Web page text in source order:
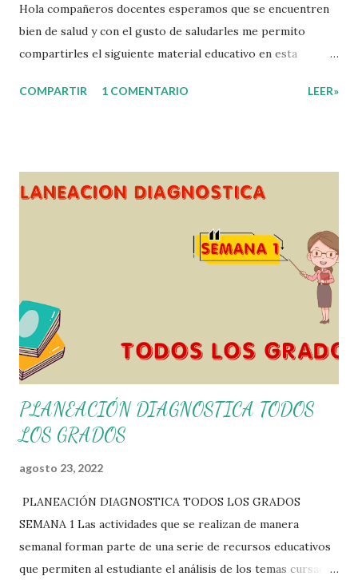
Hola compañeros docentes esperamos que se encuentren
bien de salud y con el gusto de saludarles me permito
compartirles el siguiente material educativo en esta
Esperando que este material sea de gran utilidad para
agradecemos a los creadores de los diferentes materiales
nosotros solo los compartimos con fines educativos,
didácticos e informativos. ☺️ Obtén documento completo
aquí 👇👇 👇 Ejemplo del Diseño del Programa Analítico
COMPARTIR 1 COMENTARIO LEER»
PLANEACIÓN DIAGNOSTICA TODOS
LOS GRADOS
agosto 23, 2022
PLANEACIÓN DIAGNOSTICA TODOS LOS GRADOS
SEMANA 1 Las actividades que se realizan de manera
semanal forman parte de una serie de recursos educativos
que permiten al estudiante el análisis de los temas cursados